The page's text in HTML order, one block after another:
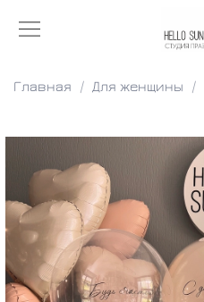
Главная Для женщины